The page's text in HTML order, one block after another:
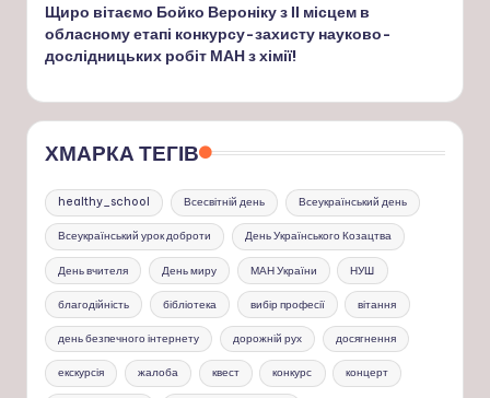
Щиро вітаємо Бойко Вероніку з ІІ місцем в
обласному етапі конкурсу-захисту науково-
дослідницьких робіт МАН з хімії!
ХМАРКА ТЕГІВ
healthy_school Всесвітній день Всеукраїнський день
Всеукраїнський урок доброти День Українського Козацтва
День вчителя День миру МАН України НУШ
благодійність бібліотека вибір професії вітання
день безпечного інтернету дорожній рух досягнення
екскурсія жалоба квест конкурс концерт